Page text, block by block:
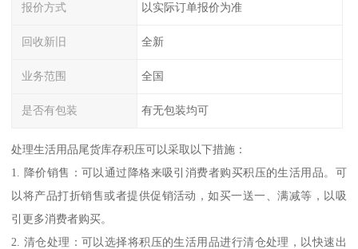
报价方式 以实际订单报价为准
回收新旧 全新
业务范围 全国
是否有包装 有无包装均可
处理生活用品尾货库存积压可以采取以下措施：
1. 降价销售：可以通过降格来吸引消费者购买积压的生活用品。可
以将产品打折销售或者提供促销活动，如买一送一、满减等，以吸
引更多消费者购买。
2. 清仓处理：可以选择将积压的生活用品进行清仓处理，以快速出